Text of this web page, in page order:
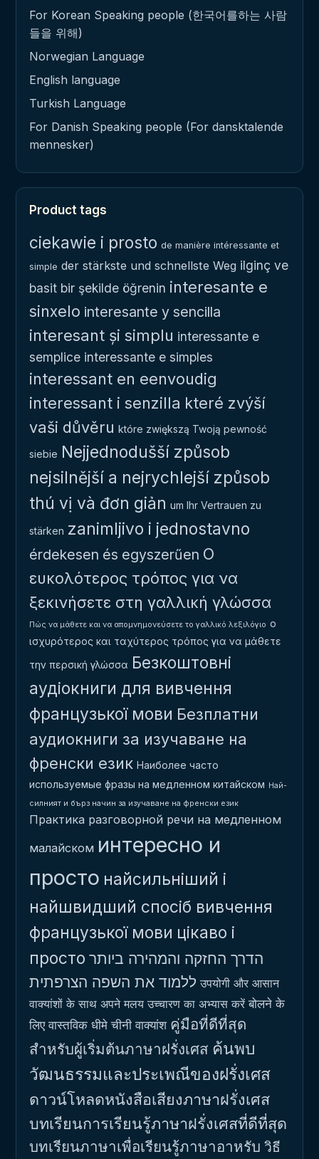
For Korean Speaking people (한국어를하는 사람
들을 위해)
Norwegian Language
English language
Turkish Language
For Danish Speaking people (For dansktalende
mennesker)
Product tags
ciekawie i prosto de manière intéressante et
simple der stärkste und schnellste Weg ilginç ve
basit bir şekilde öğrenin interesante e
sinxelo interesante y sencilla
interesant și simplu interessante e
semplice interessante e simples
interessant en eenvoudig
interessant i senzilla které zvýší
vaši důvěru które zwiększą Twoją pewność
siebie Nejjednodušší způsob
nejsilnější a nejrychlejší způsob
thú vị và đơn giản um Ihr Vertrauen zu
stärken zanimljivo i jednostavno
érdekesen és egyszerűen Ο
ευκολότερος τρόπος για να
ξεκινήσετε στη γαλλική γλώσσα
Πώς να μάθετε και να απομνημονεύσετε το γαλλικό λεξιλόγιο ο
ισχυρότερος και ταχύτερος τρόπος για να μάθετε
την περσική γλώσσα Безкоштовні
аудіокниги для вивчення
французької мови Безплатни
аудиокниги за изучаване на
френски език Наиболее часто
используемые фразы на медленном китайском Най-
силният и бърз начин за изучаване на френски език
Практика разговорной речи на медленном
малайском интересно и
просто найсильніший і
найшвидший спосіб вивчення
французької мови цікаво і
просто הדרך החזקה והמהירה ביותר
ללמוד את השפה הצרפתית उपयोगी और आसान
वाक्यांशों के साथ अपने मलय उच्चारण का अभ्यास करें बोलने के
लिए वास्तविक धीमे चीनी वाक्यांश คู่มือที่ดีที่สุด
สำหรับผู้เริ่มต้นภาษาฝรั่งเศส ค้นพบ
วัฒนธรรมและประเพณีของฝรั่งเศส
ดาวน์โหลดหนังสือเสียงภาษาฝรั่งเศส
บทเรียนการเรียนรู้ภาษาฝรั่งเศสที่ดีที่สุด
บทเรียนภาษาเพื่อเรียนรู้ภาษาอาหรับ วิธี